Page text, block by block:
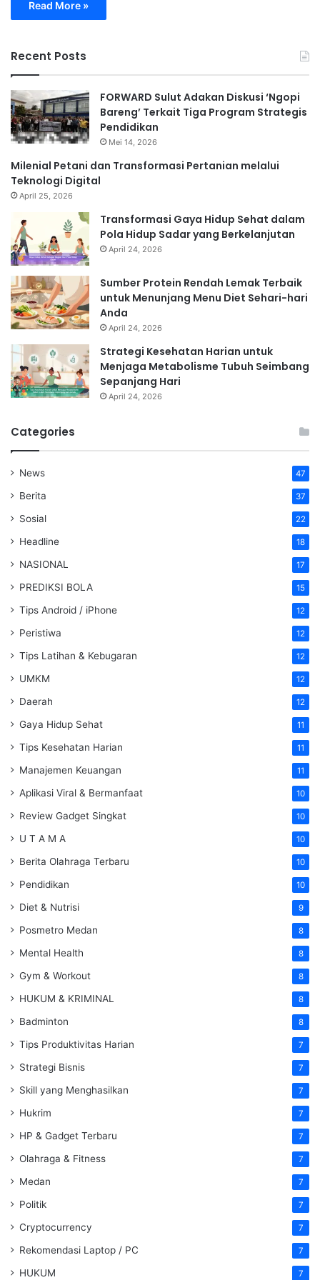
Read More »
Recent Posts
FORWARD Sulut Adakan Diskusi ‘Ngopi
Bareng’ Terkait Tiga Program Strategis
Pendidikan
Mei 14, 2026
Milenial Petani dan Transformasi Pertanian melalui
Teknologi Digital
April 25, 2026
Transformasi Gaya Hidup Sehat dalam
Pola Hidup Sadar yang Berkelanjutan
April 24, 2026
Sumber Protein Rendah Lemak Terbaik
untuk Menunjang Menu Diet Sehari-hari
Anda
April 24, 2026
Strategi Kesehatan Harian untuk
Menjaga Metabolisme Tubuh Seimbang
Sepanjang Hari
April 24, 2026
Categories
News 47
Berita 37
Sosial 22
Headline 18
NASIONAL 17
PREDIKSI BOLA 15
Tips Android / iPhone 12
Peristiwa 12
Tips Latihan & Kebugaran 12
UMKM 12
Daerah 12
Gaya Hidup Sehat 11
Tips Kesehatan Harian 11
Manajemen Keuangan 11
Aplikasi Viral & Bermanfaat 10
Review Gadget Singkat 10
U T A M A 10
Berita Olahraga Terbaru 10
Pendidikan 10
Diet & Nutrisi 9
Posmetro Medan 8
Mental Health 8
Gym & Workout 8
HUKUM & KRIMINAL 8
Badminton 8
Tips Produktivitas Harian 7
Strategi Bisnis 7
Skill yang Menghasilkan 7
Hukrim 7
HP & Gadget Terbaru 7
Olahraga & Fitness 7
Medan 7
Politik 7
Cryptocurrency 7
Rekomendasi Laptop / PC 7
HUKUM 7